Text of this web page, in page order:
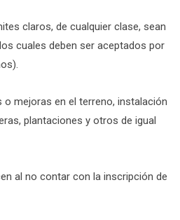
claros, de cualquier clase, sean
cuales deben ser aceptados por
o mejoras en el terreno, instalación
plantaciones y otros de igual
al no contar con la inscripción de